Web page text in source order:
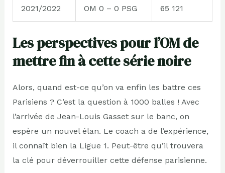
2021/2022 OM 0 – 0 PSG 65 121
Les perspectives pour l’OM de
mettre fin à cette série noire
Alors, quand est-ce qu’on va enfin les battre ces
Parisiens ? C’est la question à 1000 balles ! Avec
l’arrivée de Jean-Louis Gasset sur le banc, on
espère un nouvel élan. Le coach a de l’expérience,
il connaît bien la Ligue 1. Peut-être qu’il trouvera
la clé pour déverrouiller cette défense parisienne.